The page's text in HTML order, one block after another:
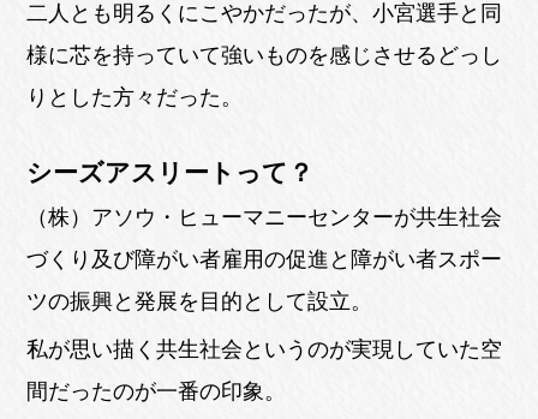
二人とも明るくにこやかだったが、小宮選手と同
様に芯を持っていて強いものを感じさせるどっし
りとした方々だった。
シーズアスリートって？
（株）アソウ・ヒューマニーセンターが共生社会
づくり及び障がい者雇用の促進と障がい者スポー
ツの振興と発展を目的として設立。
私が思い描く共生社会というのが実現していた空
間だったのが一番の印象。